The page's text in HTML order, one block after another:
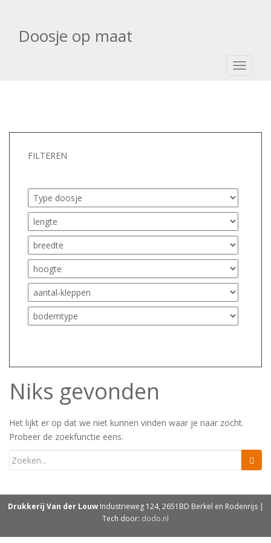
Doosje op maat
FILTEREN
Niks gevonden
Het lijkt er op dat we niet kunnen vinden waar je naar zocht.
Probeer de zoekfunctie eens.
Drukkerij Van der LouwIndustrieweg 124, 2651BD Berkel en Rodenrijs |
Tech door: dodo.nl